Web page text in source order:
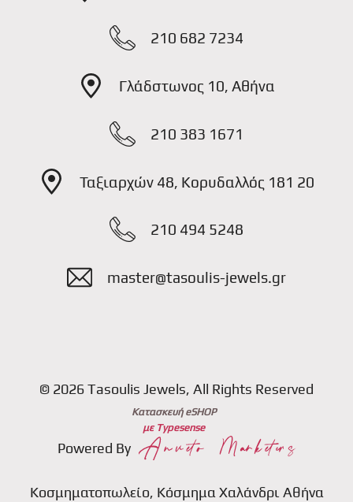
210 682 7234
Γλάδστωνος 10, Αθήνα
210 383 1671
Ταξιαρχών 48, Κορυδαλλός 181 20
210 494 5248
master@tasoulis-jewels.gr
© 2026 Tasoulis Jewels, All Rights Reserved
Κατασκευή eSHOP
με Typesense
Powered By
Κοσμηματοπωλείο, Κόσμημα Χαλάνδρι Αθήνα